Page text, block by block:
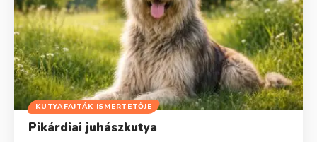
KUTYAFAJTÁK ISMERTETŐJE
Pikárdiai juhászkutya